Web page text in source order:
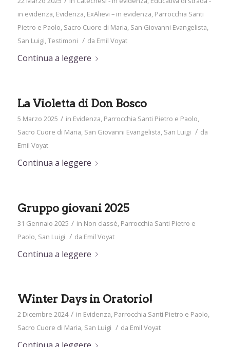
in evidenza, Evidenza, ExAlievi – in evidenza, Parrocchia Santi
Pietro e Paolo, Sacro Cuore di Maria, San Giovanni Evangelista,
San Luigi,Testimoni / da Emil Voyat
Continua a leggere
La Violetta di Don Bosco
5 Marzo 2025 / in Evidenza, Parrocchia Santi Pietro e Paolo,
Sacro Cuore di Maria, San Giovanni Evangelista, San Luigi / da
Emil Voyat
Continua a leggere
Gruppo giovani 2025
31 Gennaio 2025 / in Non classé Parrocchia Santi Pietro e
Paolo San Luigi / da Emil Voyat
Continua a leggere
Winter Days in Oratorio!
2 Dicembre 2024 / in Evidenza, Parrocchia Santi Pietro e Paolo,
Sacro Cuore di Maria, San Luigi / da Emil Voyat